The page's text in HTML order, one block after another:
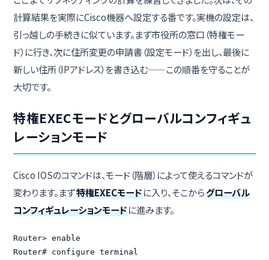
計算結果を実際にCisco機器へ設定する番です。実機の設定は、
引っ越しの手続きに似ています。まず市役所の窓口（特権モー
ド）に行き、次に住所変更の申請書（設定モード）を出し、最後に
新しい住所（IPアドレス）を書き込む——この順番を守ることが
大切です。
特権EXECモードとグローバルコンフィギュ
レーションモード
Cisco IOSのコマンドは、モード（階層）によって使えるコマンドが
変わります。まず特権EXECモードに入り、そこからグローバル
コンフィギュレーションモードに進みます。
Router> enable
Router# configure terminal